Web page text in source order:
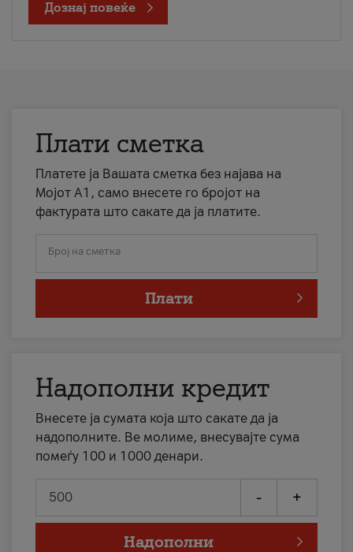
Дознај повеќе
Плати сметка
Платете ја Вашата сметка без најава на
Мојот А1, само внесете го бројот на
фактурата што сакате да ја платите.
Број на сметка
Плати
Надополни кредит
Внесете ја сумата која што сакате да ја
надополните. Ве молиме, внесувајте сума
помеѓу 100 и 1000 денари.
- +
Надополни